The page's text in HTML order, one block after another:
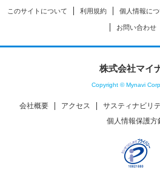
このサイトについて 利用規約 個人情報に
お問い合わせ
株式会社マイ
Copyright © Mynavi
会社概要 アクセス サスティナビリ
個人情報保護方